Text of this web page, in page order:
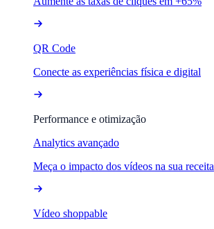
QR Code
Conecte as experiências física e digital
Performance e otimização
Analytics avançado
Meça o impacto dos vídeos na sua receita
Vídeo shoppable